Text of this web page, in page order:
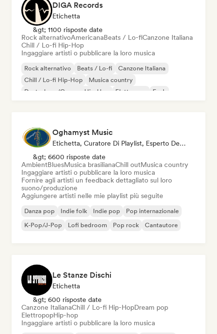
DIGA Records
Etichetta
&gt; 1100 risposte date
Rock alternativoAmericanaBeats / Lo-fiCanzone Italiana
Chill / Lo-fi Hip-Hop
Ingaggiare artisti o pubblicare la loro musica
Rock alternativo Beats / Lo-fi
Canzone Italiana
Chill / Lo-fi Hip-Hop
Musica country
Deutschrap/German Hip-Hop
Elettropop Funk
Oghamyst Music
Etichetta, Curatore Di Playlist, Esperto Del Suono
&gt; 6600 risposte date
AmbientBluesMusica brasilianaChill outMusica country
Ingaggiare artisti o pubblicare la loro musica
Fornire agli artisti un feedback dettagliato sul loro
suono/produzione
Aggiungere artisti nelle mie playlist più seguite
Danza pop Indie folk Indie pop
Pop internazionale
K-Pop/J-Pop
Lofi bedroom Pop rock Cantautore
Le Stanze Dischi
Etichetta
&gt; 600 risposte date
Canzone ItalianaChill / Lo-fi Hip-HopDream pop
ElettropopHip-hop
Ingaggiare artisti o pubblicare la loro musica